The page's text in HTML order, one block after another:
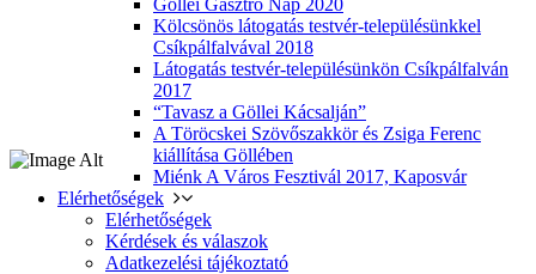
Göllei Gasztro Nap 2020
Kölcsönös látogatás testvér-településünkkel
Csíkpálfalvával 2018
Látogatás testvér-településünkön Csíkpálfalván
2017
“Tavasz a Göllei Kácsalján”
A Töröcskei Szövőszakkör és Zsiga Ferenc
kiállítása Göllében
Miénk A Város Fesztivál 2017, Kaposvár
Elérhetőségek
Elérhetőségek
Kérdések és válaszok
Adatkezelési tájékoztató